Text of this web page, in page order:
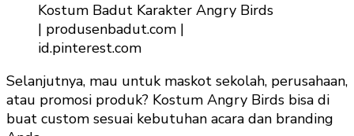
Kostum Badut Karakter Angry Birds
| produsenbadut.com |
id.pinterest.com
Selanjutnya, mau untuk maskot sekolah, perusahaan,
atau promosi produk? Kostum Angry Birds bisa di
buat custom sesuai kebutuhan acara dan branding